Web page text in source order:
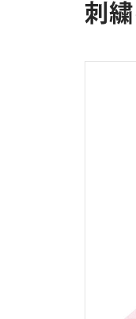
刺